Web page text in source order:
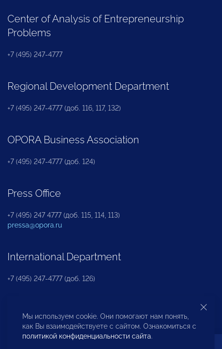
Center of Analysis of Entrepreneurship
Problems
+7 (495) 247-4777
Regional Development Department
+7 (495) 247-4777 (доб. 116, 117, 132)
OPORA Business Association
+7 (495) 247-4777 (доб. 124)
Press Office
+7 (495) 247 4777 (доб. 115, 114, 113)
pressa@opora.ru
International Department
+7 (495) 247-4777 (доб. 126)
Business and Investment Rights Protection
Department
Мы используем cookie. Они помогают нам понять,
как Вы взаимодействуете с сайтом. Ознакомиться с
политикой конфиденциальности сайта.